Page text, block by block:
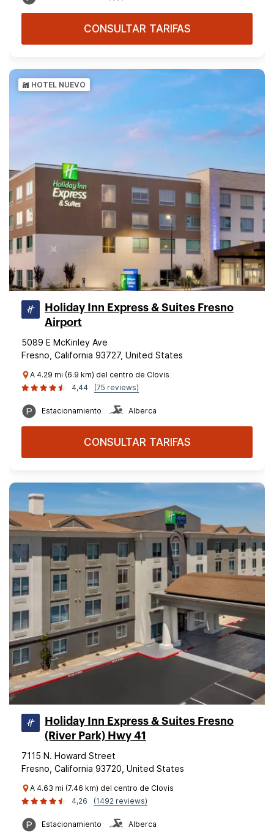
CONSULTAR TARIFAS
HOTEL NUEVO
Holiday Inn Express & Suites Fresno
Airport
5089 E McKinley Ave
Fresno, California 93727, United States
A 4.29 mi (6.9 km) del centro de Clovis
4,44
(75 reviews)
Estacionamiento Alberca
CONSULTAR TARIFAS
Holiday Inn Express & Suites Fresno
(River Park) Hwy 41
7115 N. Howard Street
Fresno, California 93720, United States
A 4.63 mi (7.46 km) del centro de Clovis
4,26
(1492 reviews)
Estacionamiento Alberca